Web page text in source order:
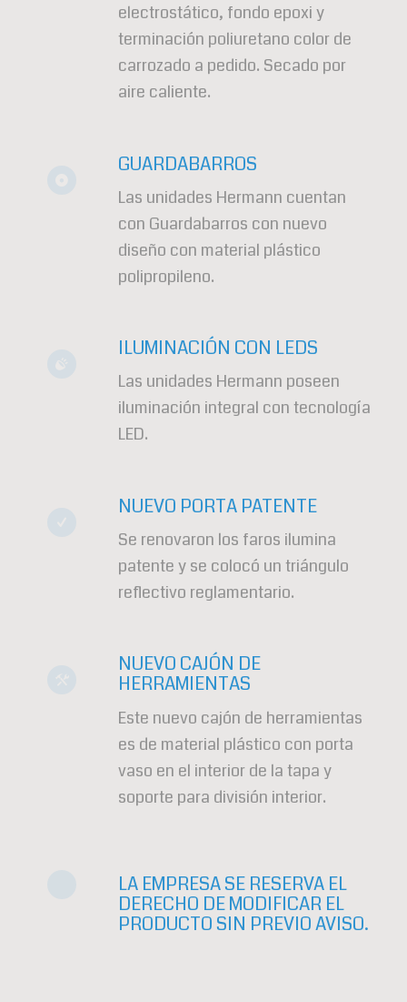
electrostático, fondo epoxi y
terminación poliuretano color de
carrozado a pedido. Secado por
aire caliente.
GUARDABARROS
Las unidades Hermann cuentan
con Guardabarros con nuevo
diseño con material plástico
polipropileno.
ILUMINACIÓN CON LEDS
Las unidades Hermann poseen
iluminación integral con tecnología
LED.
NUEVO PORTA PATENTE
Se renovaron los faros ilumina
patente y se colocó un triángulo
reflectivo reglamentario.
NUEVO CAJÓN DE
HERRAMIENTAS
Este nuevo cajón de herramientas
es de material plástico con porta
vaso en el interior de la tapa y
soporte para división interior.
LA EMPRESA SE RESERVA EL
DERECHO DE MODIFICAR EL
PRODUCTO SIN PREVIO AVISO.